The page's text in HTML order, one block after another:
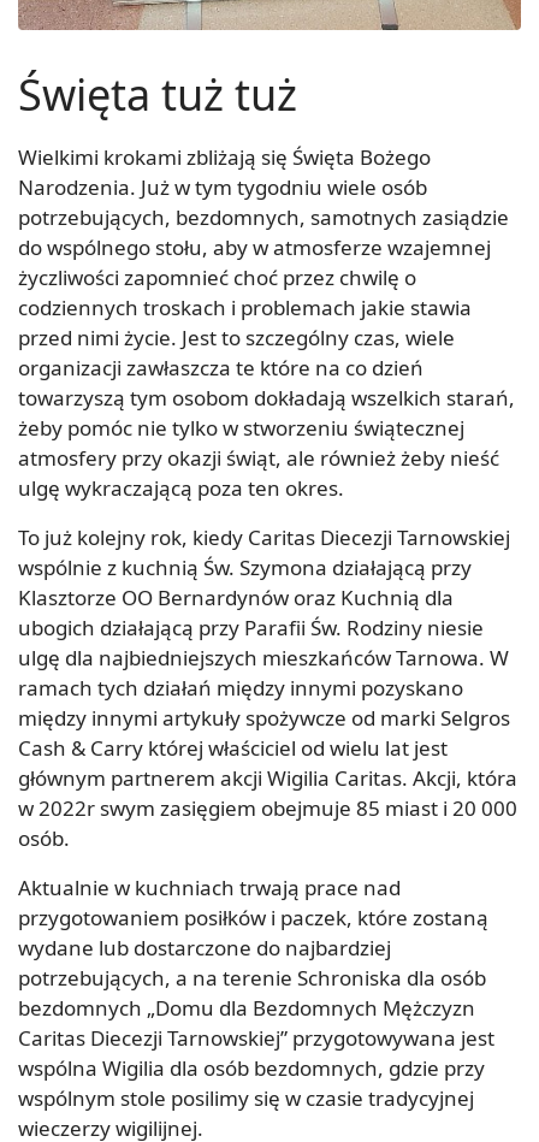
Święta tuż tuż
Wielkimi krokami zbliżają się Święta Bożego
Narodzenia. Już w tym tygodniu wiele osób
potrzebujących, bezdomnych, samotnych zasiądzie
do wspólnego stołu, aby w atmosferze wzajemnej
życzliwości zapomnieć choć przez chwilę o
codziennych troskach i problemach jakie stawia
przed nimi życie. Jest to szczególny czas, wiele
organizacji zawłaszcza te które na co dzień
towarzyszą tym osobom dokładają wszelkich starań,
żeby pomóc nie tylko w stworzeniu świątecznej
atmosfery przy okazji świąt, ale również żeby nieść
ulgę wykraczającą poza ten okres.
To już kolejny rok, kiedy Caritas Diecezji Tarnowskiej
wspólnie z kuchnią Św. Szymona działającą przy
Klasztorze OO Bernardynów oraz Kuchnią dla
ubogich działającą przy Parafii Św. Rodziny niesie
ulgę dla najbiedniejszych mieszkańców Tarnowa. W
ramach tych działań między innymi pozyskano
między innymi artykuły spożywcze od marki Selgros
Cash & Carry której właściciel od wielu lat jest
głównym partnerem akcji Wigilia Caritas. Akcji, która
w 2022r swym zasięgiem obejmuje 85 miast i 20 000
osób.
Aktualnie w kuchniach trwają prace nad
przygotowaniem posiłków i paczek, które zostaną
wydane lub dostarczone do najbardziej
potrzebujących, a na terenie Schroniska dla osób
bezdomnych „Domu dla Bezdomnych Mężczyzn
Caritas Diecezji Tarnowskiej” przygotowywana jest
wspólna Wigilia dla osób bezdomnych, gdzie przy
wspólnym stole posilimy się w czasie tradycyjnej
wieczerzy wigilijnej.